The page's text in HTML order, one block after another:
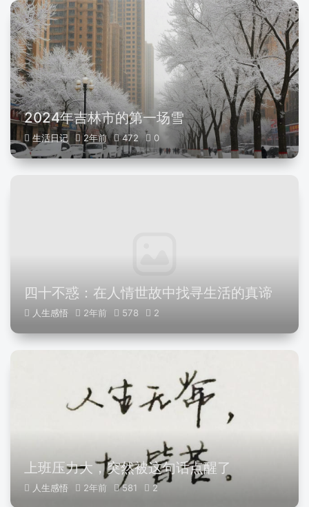
2024年吉林市的第一场雪
生活日记 2年前 472
四十不惑：在人情世故中找寻生活的真谛
人生感悟 2年前
上班压力大，突然被这句话点醒了
人生感悟 2年前